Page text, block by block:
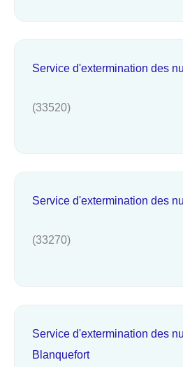
Service d'extermination des
(33520)
Service d'extermination des
(33270)
Service d'extermination des
Blanquefort